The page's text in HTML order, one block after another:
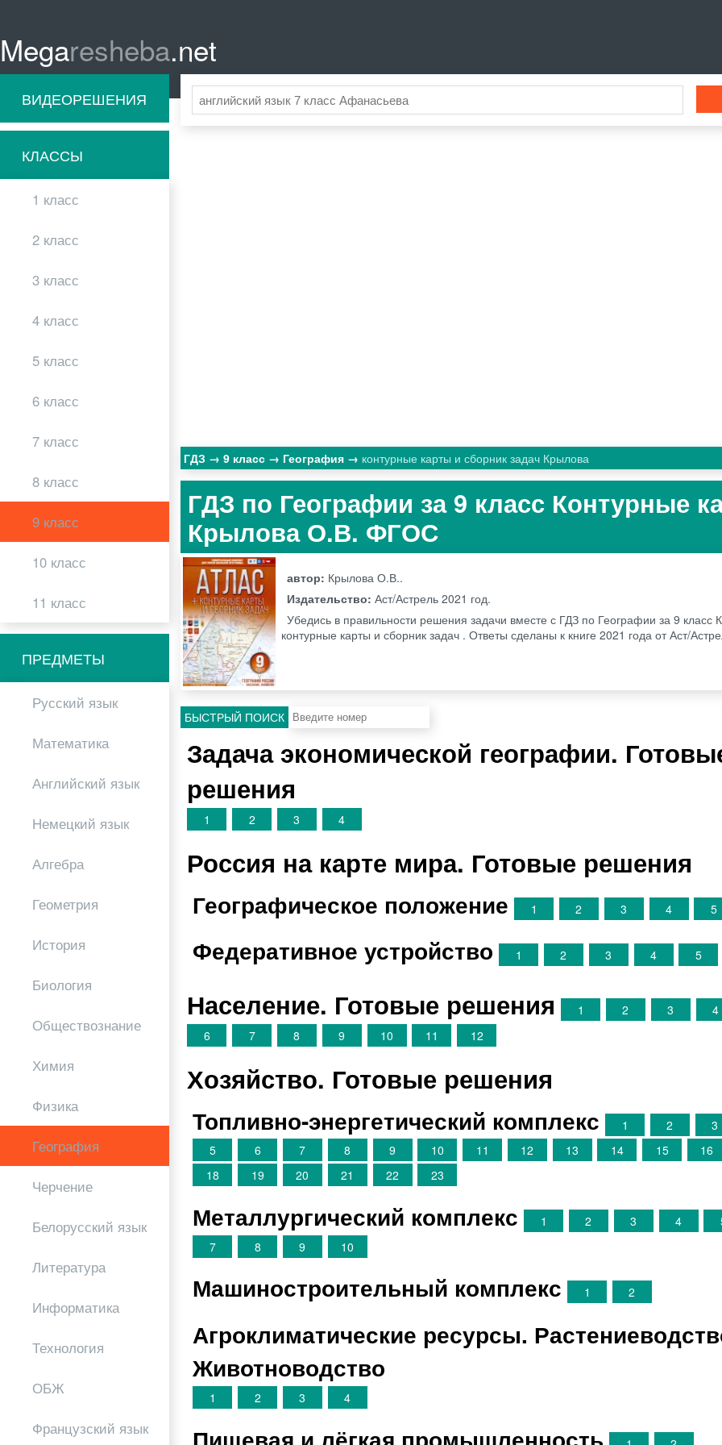
Megaresheba.net
ВИДЕОРЕШЕНИЯ
КЛАССЫ
1 класс
2 класс
3 класс
4 класс
5 класс
6 класс
7 класс
8 класс
9 класс
10 класс
11 класс
ПРЕДМЕТЫ
Русский язык
Математика
Английский язык
Немецкий язык
Алгебра
Геометрия
История
Биология
Обществознание
Химия
Физика
География
Черчение
Белорусский язык
Литература
Информатика
Технология
ОБЖ
Французский язык
ГДЗ 9 класс География контурные карты и сборник задач Крылова
ГДЗ по Географии за 9 класс Контурные
Крылова О.В. ФГОС
автор: Крылова О.В..
Издательство:Аст/Астрель 2021 год.
Убедись в правильности решения задачи вместе с ГДЗ по Географии за 9 класс
контурные карты и сборник задач . Ответы сделаны к книге 2021 года от Аст/
БЫСТРЫЙ ПОИСК
Задача экономической географии.
решения
1 2 3 4
Россия на карте мира. Готовые решения
Географическое положение 1 2 3 4 5
Федеративное устройство 1 2 3 4 5
Население. Готовые решения 1 2 3
4
6
7 8 9 10 11 12
Хозяйство. Готовые решения
Топливно-энергетический комплекс 1 2
3
5
6 7 8 9 10 11 12 13 14 15
16
18
19 20 21 22 23
Металлургический комплекс 1 2 3 4
7
8 9 10
Машиностроительный комплекс 1 2
Агроклиматические ресурсы.
Животноводство
1 2 3 4